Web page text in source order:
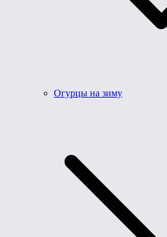
Огурцы на зиму